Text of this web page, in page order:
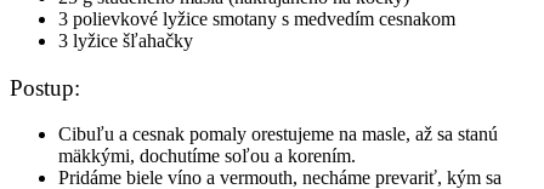
3 polievkové lyžice smotany s medvedím cesnakom
3 lyžice šľahačky
Postup:
Cibuľu a cesnak pomaly orestujeme na masle, až sa stanú
mäkkými, dochutíme soľou a korením.
Pridáme biele víno a vermouth, necháme prevariť, kým sa